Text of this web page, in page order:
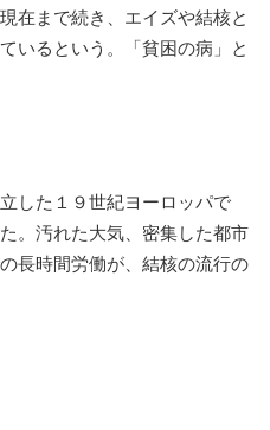
在まで続き、エイズや結核と
いるという。「貧困の病」と
した１９世紀ヨーロッパで
。汚れた大気、密集した都市
長時間労働が、結核の流行の